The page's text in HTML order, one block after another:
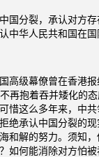
国分裂，承认对方
中华人民共和国在国
高级幕僚曾在香港
再抱着吞并矮化的
惜这么多年来，中共
绝承认中国分裂的
和解的努力。须知
如何能消除对方怕